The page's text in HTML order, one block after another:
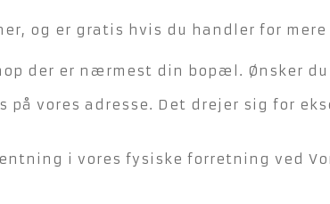
og er gratis hvis du handler for mere
der er nærmest din bopæl. Ønsker
vores adresse. Det drejer sig for
i vores fysiske forretning ved